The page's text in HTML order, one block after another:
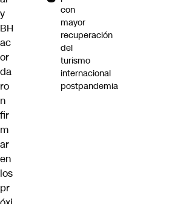
y
BH
ac
or
da
ro
n
fir
m
ar
en
los
pr
con
mayor
recuperación
del
turismo
internacional
postpandemia